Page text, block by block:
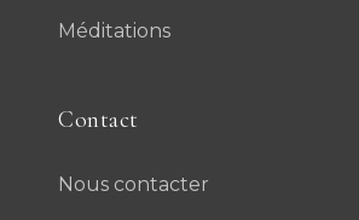
Méditations
Contact
Nous contacter